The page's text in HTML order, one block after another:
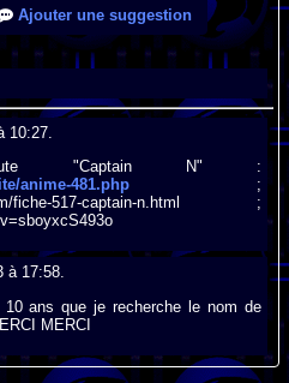
Ajouter une suggestion
10:27.
"Captain N" :
anime-481.php ;
fiche-517-captain-n.html ;
à 17:58.
ans que je recherche le nom de
MERCI